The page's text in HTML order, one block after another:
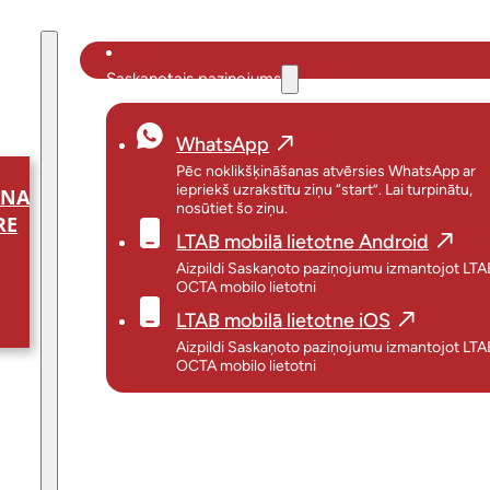
Saskaņotais paziņojums
WhatsApp
Pēc noklikšķināšanas atvērsies WhatsApp ar
iepriekš uzrakstītu ziņu “start”. Lai turpinātu,
nosūtiet šo ziņu.
LTAB mobilā lietotne Android
Aizpildi Saskaņoto paziņojumu izmantojot
OCTA mobilo lietotni
LTAB mobilā lietotne iOS
Aizpildi Saskaņoto paziņojumu izmantojot
OCTA mobilo lietotni